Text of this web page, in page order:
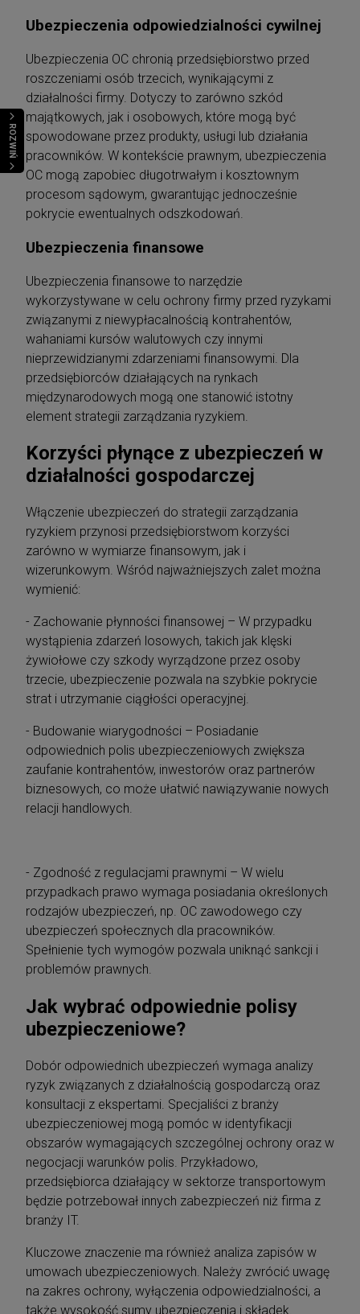
ROZWIŃ
Ubezpieczenia odpowiedzialności cywilnej
Ubezpieczenia OC chronią przedsiębiorstwo przed
roszczeniami osób trzecich, wynikającymi z
działalności firmy. Dotyczy to zarówno szkód
majątkowych, jak i osobowych, które mogą być
spowodowane przez produkty, usługi lub działania
pracowników. W kontekście prawnym, ubezpieczenia
OC mogą zapobiec długotrwałym i kosztownym
procesom sądowym, gwarantując jednocześnie
pokrycie ewentualnych odszkodowań.
Ubezpieczenia finansowe
Ubezpieczenia finansowe to narzędzie
wykorzystywane w celu ochrony firmy przed ryzykami
związanymi z niewypłacalnością kontrahentów,
wahaniami kursów walutowych czy innymi
nieprzewidzianymi zdarzeniami finansowymi. Dla
przedsiębiorców działających na rynkach
międzynarodowych mogą one stanowić istotny
element strategii zarządzania ryzykiem.
Korzyści płynące z ubezpieczeń w
działalności gospodarczej
Włączenie ubezpieczeń do strategii zarządzania
ryzykiem przynosi przedsiębiorstwom korzyści
zarówno w wymiarze finansowym, jak i
wizerunkowym. Wśród najważniejszych zalet można
wymienić:
- Zachowanie płynności finansowej – W przypadku
wystąpienia zdarzeń losowych, takich jak klęski
żywiołowe czy szkody wyrządzone przez osoby
trzecie, ubezpieczenie pozwala na szybkie pokrycie
strat i utrzymanie ciągłości operacyjnej.
- Budowanie wiarygodności – Posiadanie
odpowiednich polis ubezpieczeniowych zwiększa
zaufanie kontrahentów, inwestorów oraz partnerów
biznesowych, co może ułatwić nawiązywanie nowych
relacji handlowych.
- Zgodność z regulacjami prawnymi – W wielu
przypadkach prawo wymaga posiadania określonych
rodzajów ubezpieczeń, np. OC zawodowego czy
ubezpieczeń społecznych dla pracowników.
Spełnienie tych wymogów pozwala uniknąć sankcji i
problemów prawnych.
Jak wybrać odpowiednie polisy
ubezpieczeniowe?
Dobór odpowiednich ubezpieczeń wymaga analizy
ryzyk związanych z działalnością gospodarczą oraz
konsultacji z ekspertami. Specjaliści z branży
ubezpieczeniowej mogą pomóc w identyfikacji
obszarów wymagających szczególnej ochrony oraz w
negocjacji warunków polis. Przykładowo,
przedsiębiorca działający w sektorze transportowym
będzie potrzebował innych zabezpieczeń niż firma z
branży IT.
Kluczowe znaczenie ma również analiza zapisów w
umowach ubezpieczeniowych. Należy zwrócić uwagę
na zakres ochrony, wyłączenia odpowiedzialności, a
także wysokość sumy ubezpieczenia i składek.